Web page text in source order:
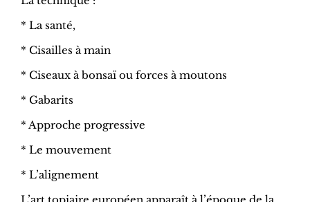
* La santé,
* Cisailles à main
* Ciseaux à bonsaï ou forces à moutons
* Gabarits
* Approche progressive
* Le mouvement
* L’alignement